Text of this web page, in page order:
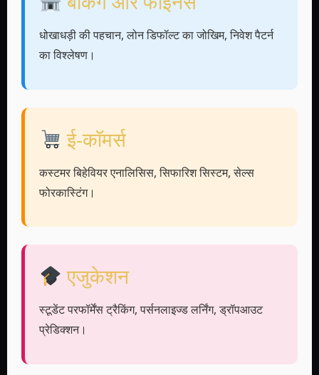
धोखाधड़ी की पहचान, लोन डिफॉल्ट का जोखिम, निवेश पैटर्न
का विश्लेषण।
ई-कॉमर्स
कस्टमर बिहेवियर एनालिसिस, सिफारिश सिस्टम, सेल्स
फोरकास्टिंग।
एजुकेशन
स्टूडेंट परफॉर्मेंस ट्रैकिंग, पर्सनलाइज्ड लर्निंग, ड्रॉपआउट
प्रेडिक्शन।